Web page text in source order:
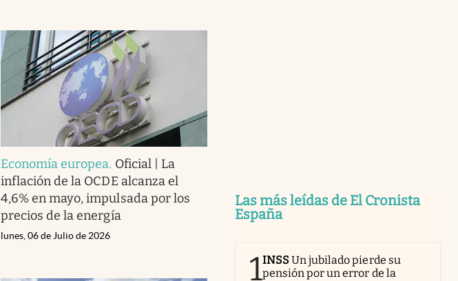
Economía europea. Oficial | La
inflación de la OCDE alcanza el
4,6% en mayo, impulsada por los
precios de la energía
lunes, 06 de Julio de 2026
Las más leídas de El Cronista
España
1INSSUn jubilado pierde su
pensión por un error de la